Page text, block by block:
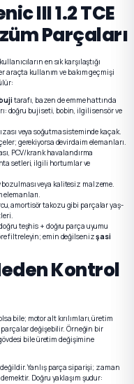
III 1.2 TCE
Parçaları
en sık karşılaştığı
araçta kullanım ve bakım geçmişi
tarafı, bazen de emme hattında
doğru buji seti, bobin, ilgili sensör ve
veya soğutma sisteminde kaçak.
gerekiyorsa devirdaim elemanları.
PCV/krank havalandırma
setleri, ilgili hortumlar ve
veya kalitesiz malzeme.
elemanları.
amortisör takozu gibi parçalar yaş-
teşhis + doğru parça uyumu
filtreleyin; emin değilsenizşasi
Kontrol
bile; motor alt kırılımları, üretim
değişebilir. Örneğin bir
bile üretim değişimine
Yanlış parça siparişi; zaman
demektir. Doğru yaklaşım şudur: